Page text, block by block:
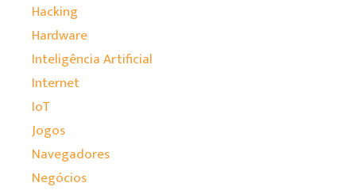
Hacking
Hardware
Inteligência Artificial
Internet
IoT
Jogos
Navegadores
Negócios